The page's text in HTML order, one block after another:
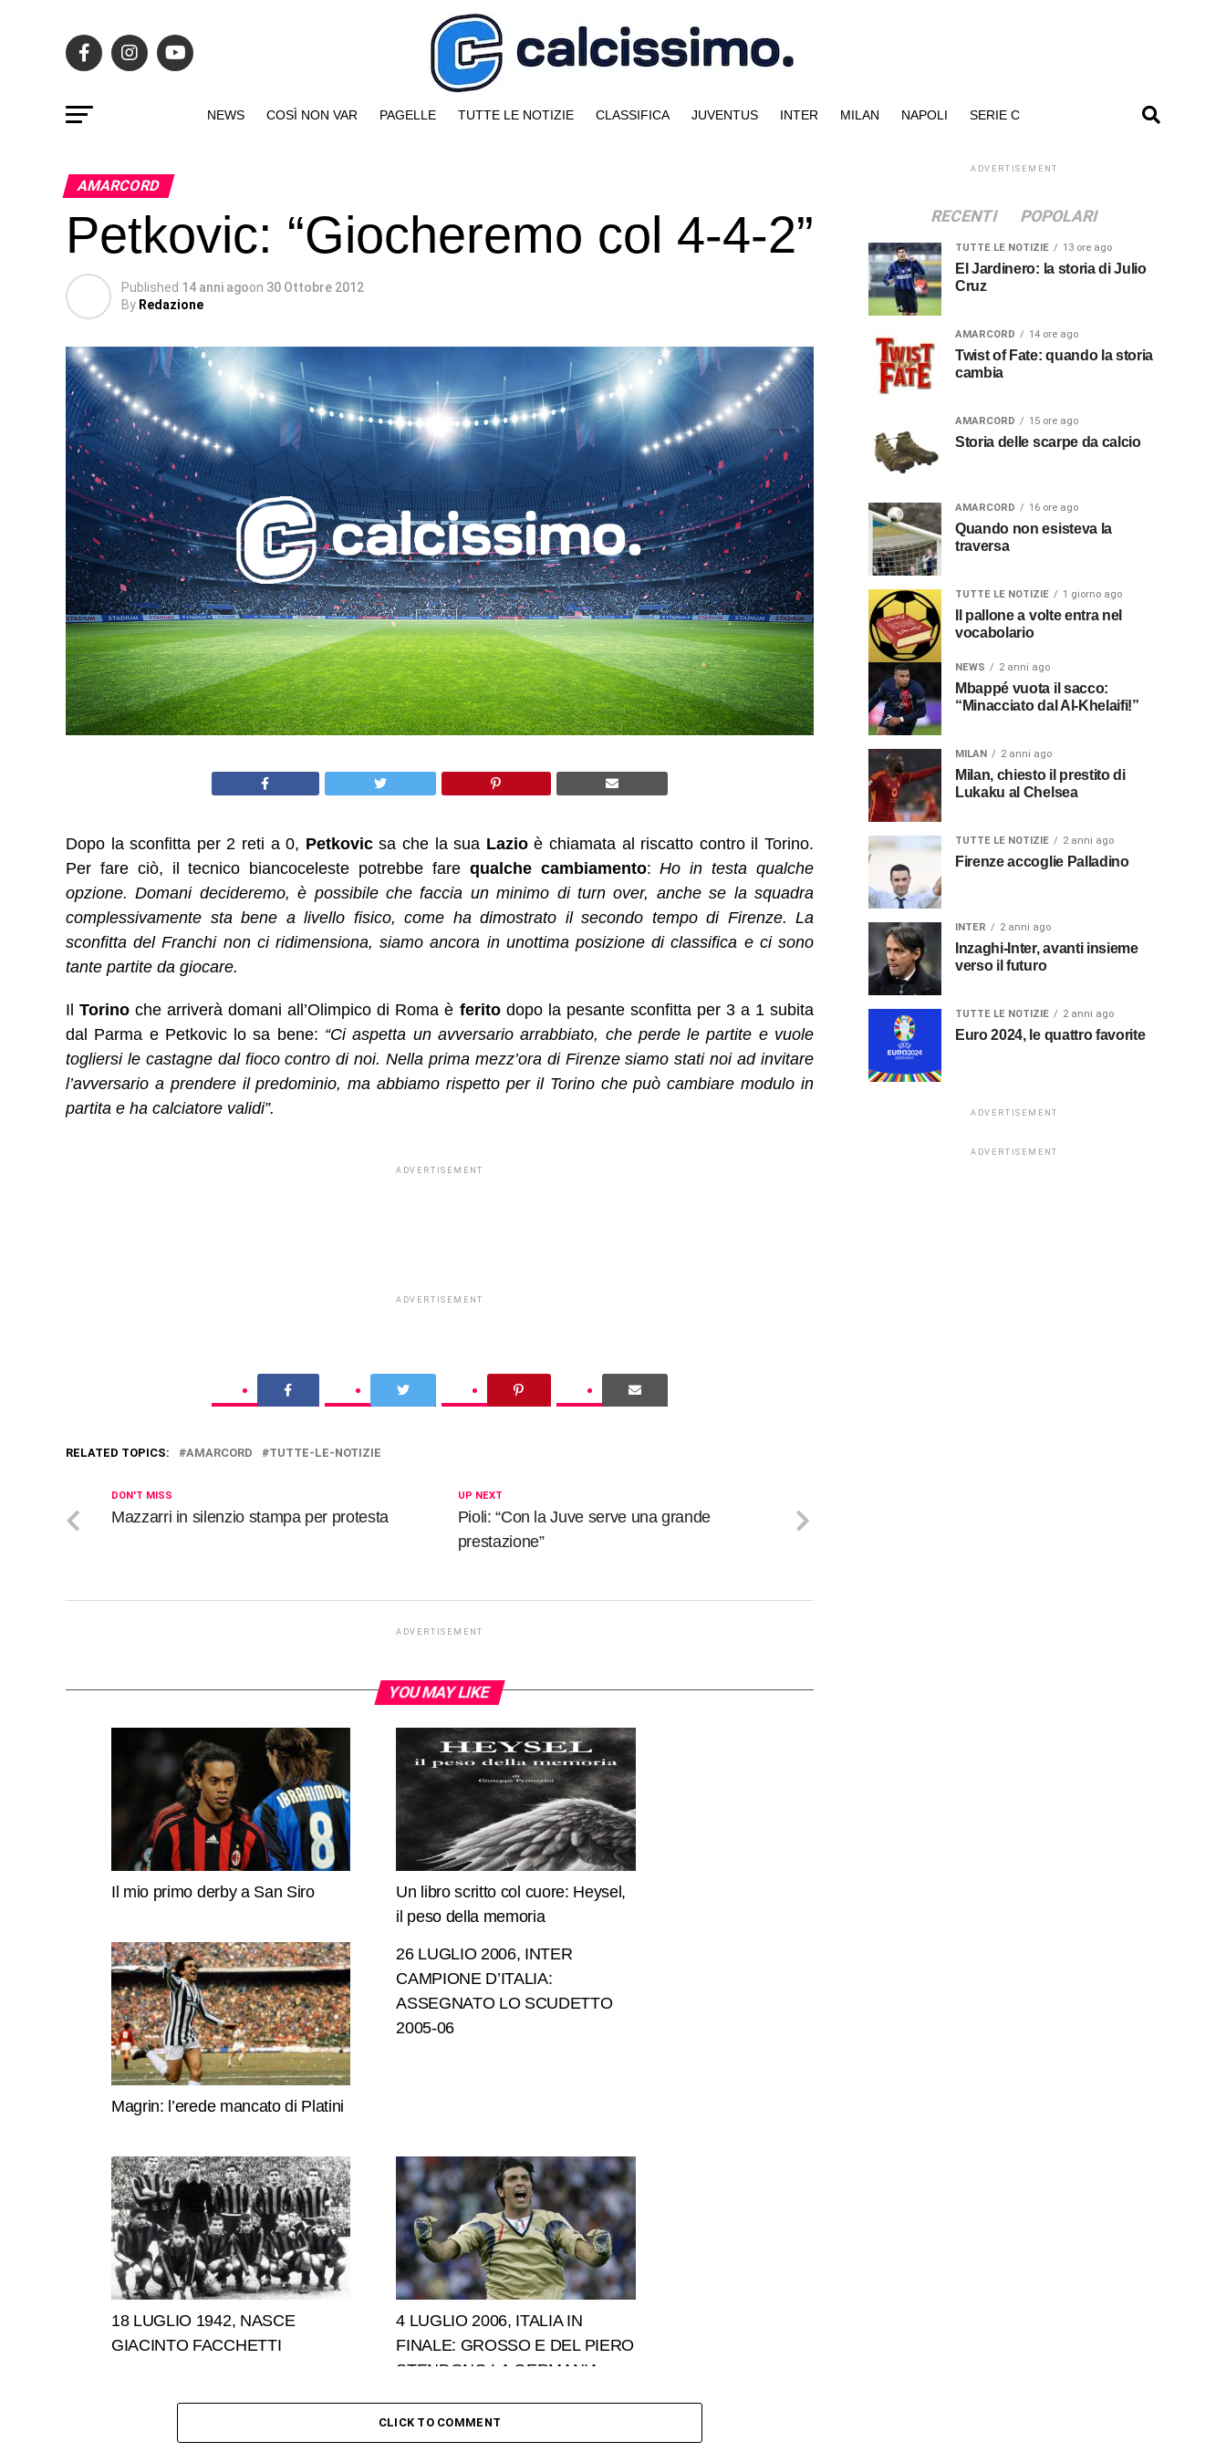
NEWS COSÌ NON VAR PAGELLE TUTTE LE NOTIZIE CLASSIFICA JUVENTUS INTER MILAN NAPOLI SERIE C
AMARCORD
Petkovic: “Giocheremo col 4-4-2”
Published 14 anni agoon 30 Ottobre 2012
By Redazione
Dopo la sconfitta per 2 reti a 0, Petkovicsa che la sua Lazioè chiamata al riscatto contro il Torino.
Per fare ciò, il tecnico biancoceleste potrebbe farequalche cambiamento: Ho in testa qualche
opzione. Domani decideremo, è possibile che faccia un minimo di turn over, anche se la squadra
complessivamente sta bene a livello fisico, come ha dimostrato il secondo tempo di Firenze. La
sconfitta del Franchi non ci ridimensiona, siamo ancora in unottima posizione di classifica e ci sono
tante partite da giocare.
IlTorino che arriverà domani all’Olimpico di Roma è feritodopo la pesante sconfitta per 3 a 1 subita
dal Parma e Petkovic lo sa bene: “Ci aspetta un avversario arrabbiato, che perde le partite e vuole
togliersi le castagne dal fioco contro di noi. Nella prima mezz’ora di Firenze siamo stati noi ad invitare
l’avversario a prendere il predominio, ma abbiamo rispetto per il Torino che può cambiare modulo in
partita e ha calciatore validi”.
ADVERTISEMENT
ADVERTISEMENT
RELATED TOPICS: AMARCORD TUTTE-LE-NOTIZIE
UP NEXT
Pioli: “Con la Juve serve una grande
prestazione”
DON'T MISS
Mazzarri in silenzio stampa per protesta
ADVERTISEMENT
YOU MAY LIKE
Il mio primo derby a San Siro
Un libro scritto col cuore: Heysel,
il peso della memoria
Magrin: l’erede mancato di Platini
26 LUGLIO 2006, INTER
CAMPIONE D’ITALIA:
ASSEGNATO LO SCUDETTO
2005-06
18 LUGLIO 1942, NASCE
GIACINTO FACCHETTI
4 LUGLIO 2006, ITALIA IN
FINALE: GROSSO E DEL PIERO
STENDONO LA GERMANIA
CLICK TO COMMENT
ADVERTISEMENT
RECENTI POPOLARI
TUTTE LE NOTIZIE 13 ore ago
El Jardinero: la storia di Julio
Cruz
AMARCORD 14 ore ago
Twist of Fate: quando la storia
cambia
AMARCORD 15 ore ago
Storia delle scarpe da calcio
AMARCORD 16 ore ago
Quando non esisteva la
traversa
TUTTE LE NOTIZIE 1 giorno ago
Il pallone a volte entra nel
vocabolario
NEWS 2 anni ago
Mbappé vuota il sacco:
“Minacciato dal Al-Khelaifi!”
MILAN 2 anni ago
Milan, chiesto il prestito di
Lukaku al Chelsea
TUTTE LE NOTIZIE 2 anni ago
Firenze accoglie Palladino
INTER 2 anni ago
Inzaghi-Inter, avanti insieme
verso il futuro
TUTTE LE NOTIZIE 2 anni ago
Euro 2024, le quattro favorite
ADVERTISEMENT
ADVERTISEMENT